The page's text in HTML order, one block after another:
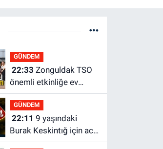
GÜNDEM
22:33
önemli etkinliğe ev
sahipliği yaptı
GÜNDEM
22:11
Burak Keskintığ için acil
Trombosit Arh (+) kana